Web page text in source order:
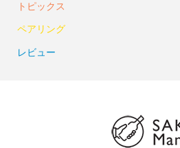
トピックス
ペアリング
レビュー